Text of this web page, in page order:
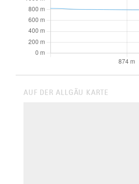
AUF DER ALLGÄU KARTE